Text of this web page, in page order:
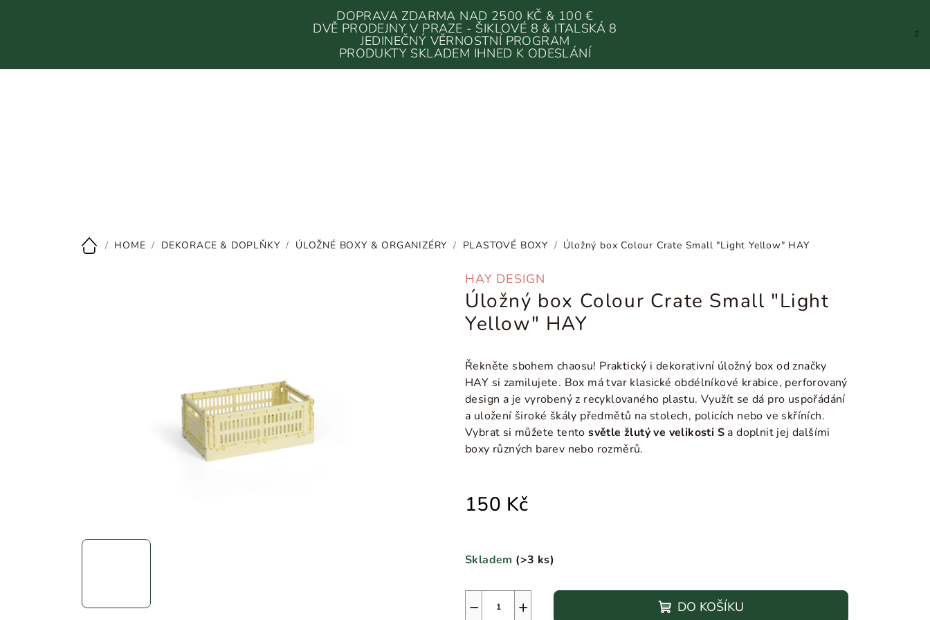
DOPRAVA ZDARMA NAD 2500 KČ & 100 €
DVĚ PRODEJNY V PRAZE - ŠIKLOVÉ 8 & ITALSKÁ 8
JEDINEČNÝ VĚRNOSTNÍ PROGRAM
PRODUKTY SKLADEM IHNED K ODESLÁNÍ
Domů
/ HOME / DEKORACE & DOPLŇKY / ÚLOŽNÉ BOXY & ORGANIZÉRY / PLASTOVÉ BOXY / Úložný box Colour Crate Small "Light Yellow" HAY
HAY DESIGN
Úložný box Colour Crate Small "Light
Yellow" HAY
Řekněte sbohem chaosu! Praktický i dekorativní úložný box od značky
HAY si zamilujete. Box má tvar klasické obdélníkové krabice, perforovaný
design a je vyrobený z recyklovaného plastu. Využít se dá pro uspořádání
a uložení široké škály předmětů na stolech, policích nebo ve skříních.
Vybrat si můžete tento světle žlutý ve velikosti S a doplnit jej dalšími
boxy různých barev nebo rozměrů.
150 Kč
Skladem (>3 ks)
+
− DO KOŠÍKU